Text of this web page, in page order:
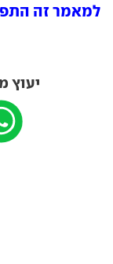
למאמר זה התפרסמו
יעוץ